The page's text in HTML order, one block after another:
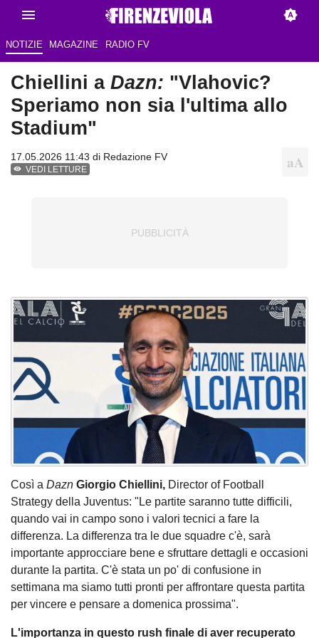
NOTIZIE MAGAZINE RADIO FV
Chiellini a Dazn: "Vlahovic?
Speriamo non sia l'ultima allo
Stadium"
17.05.2026 11:43 di Redazione FV
VEDI LETTURE
Così a Dazn Giorgio Chiellini, Director of Football
Strategy della Juventus: "Le partite saranno tutte difficili,
quando vai in campo sono i valori tecnici a fare la
differenza. La differenza tra le due squadre c'è, sarà
importante approcciare bene e sfruttare dettagli e occasioni
durante la partita. C'è stata un po' di confusione in
settimana ma siamo tutti pronti per affrontare questa partita
per vincere e pensare a domenica prossima".
L'importanza in questo rush finale di aver recuperato